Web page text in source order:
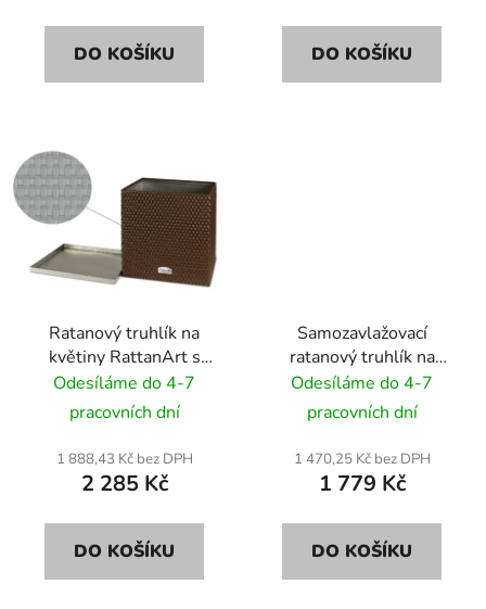
DO KOŠÍKU DO KOŠÍKU
Ratanový truhlík na
květiny RattanArt s
podstavcem 46x46x46
RD17 světle šedá
Odesíláme do 4-7
pracovních dní
1 888,43 Kč bez DPH
2 285 Kč
DO KOŠÍKU
Samozavlažovací
ratanový truhlík na
květiny RattanArt
95x30x43 RD07 bílý
Odesíláme do 4-7
pracovních dní
1 470,25 Kč bez DPH
1 779 Kč
DO KOŠÍKU